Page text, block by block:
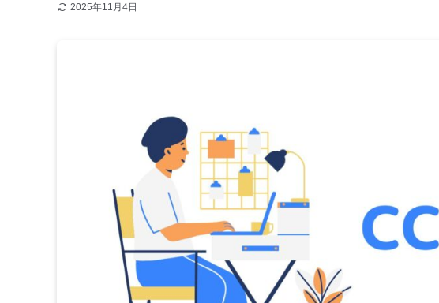
2025年11月4日